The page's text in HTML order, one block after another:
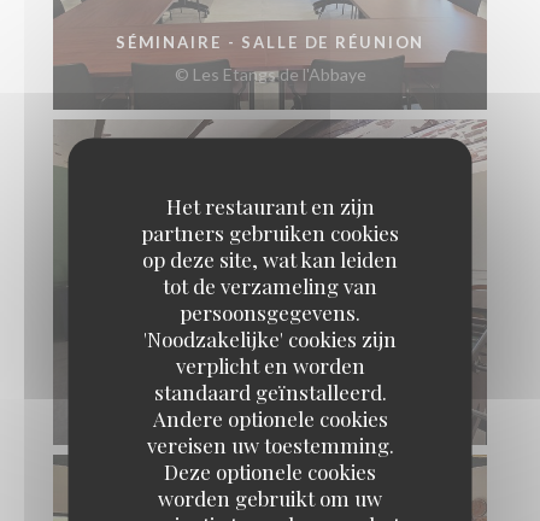
Het restaurant en zijn
partners gebruiken cookies
op deze site, wat kan leiden
tot de verzameling van
persoonsgegevens.
'Noodzakelijke' cookies zijn
verplicht en worden
standaard geïnstalleerd.
Andere optionele cookies
vereisen uw toestemming.
Deze optionele cookies
worden gebruikt om uw
SÉMINAIRE - SALLE DE RÉUNION
© Les Etangs de l'Abbaye
SÉMINAIRE - SALLE DÉTENTE
© Les Etangs de l'Abbaye